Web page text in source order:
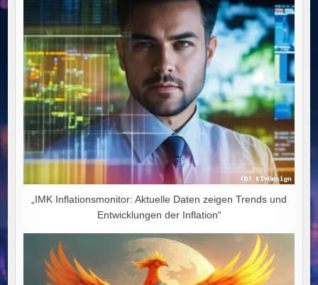
WIRTSCHAFTLICHEN
NIEDERGANG
„IMK Inflationsmonitor: Aktuelle Daten zeigen Trends und
Entwicklungen der Inflation“